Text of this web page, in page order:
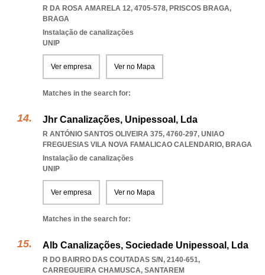
R DA ROSA AMARELA 12, 4705-578, PRISCOS BRAGA,
BRAGA
Instalação de canalizações
UNIP
Ver empresa Ver no Mapa
Matches in the search for:
Jhr Canalizações, Unipessoal, Lda
R ANTÓNIO SANTOS OLIVEIRA 375, 4760-297, UNIAO
FREGUESIAS VILA NOVA FAMALICAO CALENDARIO, BRAGA
Instalação de canalizações
UNIP
Ver empresa Ver no Mapa
Matches in the search for:
Alb Canalizações, Sociedade Unipessoal, Lda
R DO BAIRRO DAS COUTADAS S/N, 2140-651,
CARREGUEIRA CHAMUSCA, SANTAREM